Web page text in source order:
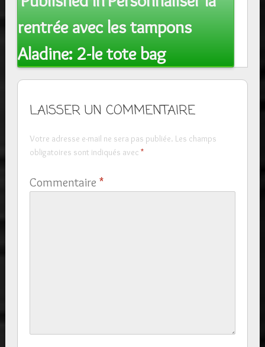
navigation
rentrée avec les tampons
Aladine: 2-le tote bag
LAISSER UN COMMENTAIRE
Votre adresse e-mail ne sera pas publiée. Les champs
obligatoires sont indiqués avec *
Commentaire *